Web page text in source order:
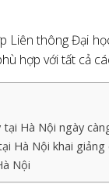
thông Đại
hợp với tất cả
Hà Nội ngày
Hà Nội khai
Nội